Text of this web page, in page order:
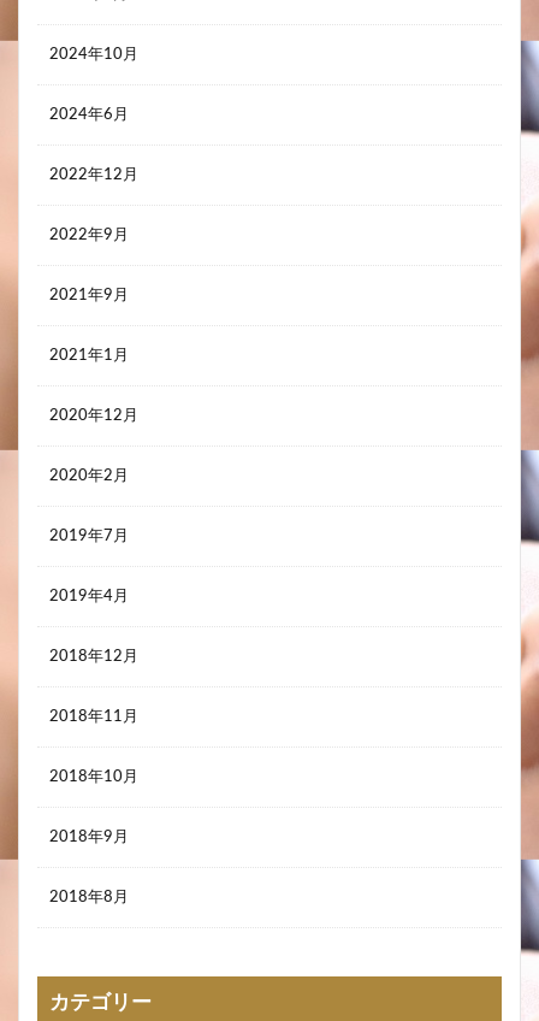
2024年10月
2024年6月
2022年12月
2022年9月
2021年9月
2021年1月
2020年12月
2020年2月
2019年7月
2019年4月
2018年12月
2018年11月
2018年10月
2018年9月
2018年8月
カテゴリー